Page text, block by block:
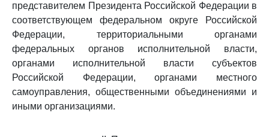
представителем Президента Российской Федерации в
соответствующем федеральном округе Российской
Федерации, территориальными органами
федеральных органов исполнительной власти,
органами исполнительной власти субъектов
Российской Федерации, органами местного
самоуправления, общественными объединениями и
иными организациями.